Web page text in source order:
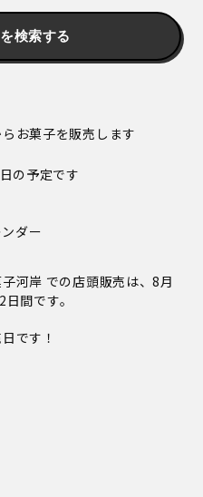
検索する
お菓子を販売します
の予定です
ダー
河岸 での店頭販売は、8月
間です。
です！